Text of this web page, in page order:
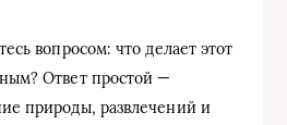
вопросом: что делает этот
Ответ простой —
природы, развлечений и